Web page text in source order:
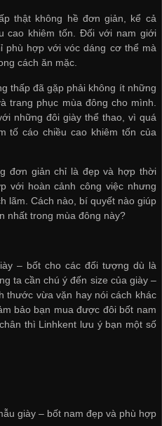
thật không hề đơn giản, kể cả
cao khiêm tốn. Đối với nam giới
phù hợp với vóc dáng cơ thể mà
cách ăn mặc.
thấp đã gặp phải không ít những
trang phục mùa đông cho mình.
những đôi giày thể thao, vì quá
tố cáo chiều cao khiêm tốn của
đơn giản chỉ là đẹp và hợp thời
với hoàn cảnh công việc nhưng
lãm. Cách nào, bí quyết nào giúp
nhất trong mùa đông này?
– bốt cho các đối tượng dù là
ta cần chú ý đến size của giày –
thước vừa vặn hay nói cách khác
bảo bạn mua được đôi bốt nam
thì Linhkent lưu ý bạn một số
giày – bốt nam đẹp và phù hợp